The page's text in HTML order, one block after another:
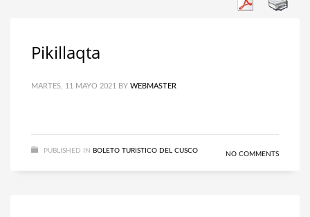
Pikillaqta
MARTES, 11 MAYO 2021 BY WEBMASTER
PUBLISHED IN BOLETO TURISTICO DEL CUSCO NO COMMENTS